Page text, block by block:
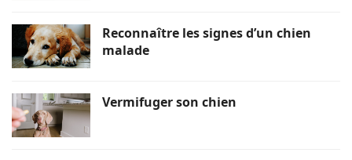
Reconnaître les signes d’un chien
malade
Vermifuger son chien